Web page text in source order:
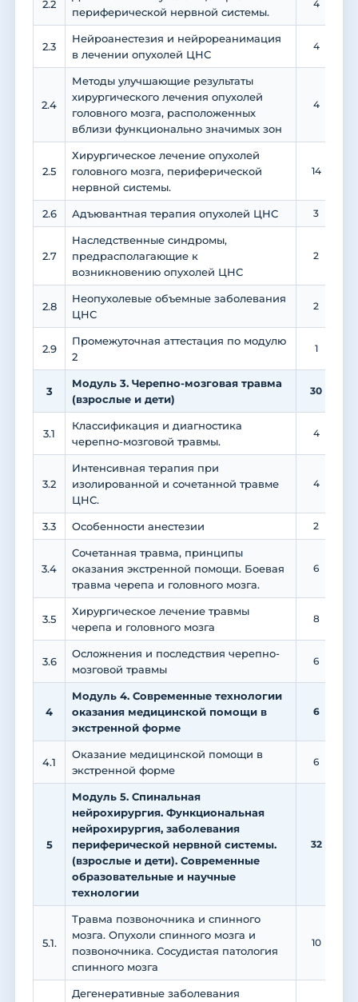
2.2
периферической нервной системы.
4
2.3
Нейроанестезия и нейрореанимация
в лечении опухолей ЦНС
4
2.4
Методы улучшающие результаты
хирургического лечения опухолей
головного мозга, расположенных
вблизи функционально значимых зон
4
2.5
Хирургическое лечение опухолей
головного мозга, периферической
нервной системы.
14
2.6 Адъювантная терапия опухолей ЦНС 3
2.7
Наследственные синдромы,
предрасполагающие к
возникновению опухолей ЦНС
2
2.8
Неопухолевые объемные заболевания
ЦНС
2
2.9
Промежуточная аттестация по модулю
2
1
3
Модуль 3. Черепно-мозговая травма
(взрослые и дети)
30
3.1
Классификация и диагностика
черепно-мозговой травмы.
4
3.2
Интенсивная терапия при
изолированной и сочетанной травме
ЦНС.
4
3.3 Особенности анестезии 2
3.4
Сочетанная травма, принципы
оказания экстренной помощи. Боевая
травма черепа и головного мозга.
6
3.5
Хирургическое лечение травмы
черепа и головного мозга
8
3.6
Осложнения и последствия черепно-
мозговой травмы
6
4
Модуль 4. Современные технологии
оказания медицинской помощи в
экстренной форме
6
4.1
Оказание медицинской помощи в
экстренной форме
6
5
Модуль 5. Спинальная
нейрохирургия. Функциональная
нейрохирургия, заболевания
периферической нервной системы.
(взрослые и дети). Современные
образовательные и научные
технологии
32
5.1.
Травма позвоночника и спинного
мозга. Опухоли спинного мозга и
позвоночника. Сосудистая патология
спинного мозга
10
Дегенеративные заболевания